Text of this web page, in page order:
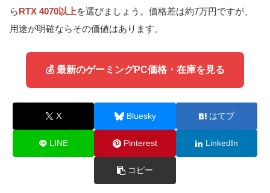
らRTX 4070以上を選びましょう。価格差は約7万円ですが、
用途が明確ならその価値はあります。
💰 最新のゲーミングPC価格・在庫を見る
X Bluesky はてブ
LINE Pinterest LinkedIn
コピー